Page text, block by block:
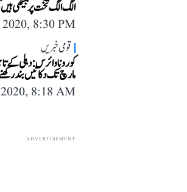
الگ الگ تخت پر بیٹھی ہیں 5 خواتین
8:30 PM
قومی خبریں
مارچ تک دکانیں بند
8:18 AM
ADVERTISEMENT